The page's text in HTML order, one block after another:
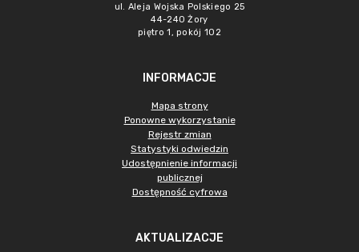
ul. Aleja Wojska Polskiego 25
44-240 Żory
piętro 1, pokój 102
INFORMACJE
Mapa strony
Ponowne wykorzystanie
Rejestr zmian
Statystyki odwiedzin
Udostępnienie informacji
publicznej
Dostępność cyfrowa
AKTUALIZACJE